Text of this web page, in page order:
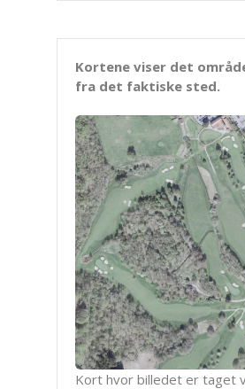
Kortene viser det
fra det faktiske sted.
Kort hvor billedet er taget